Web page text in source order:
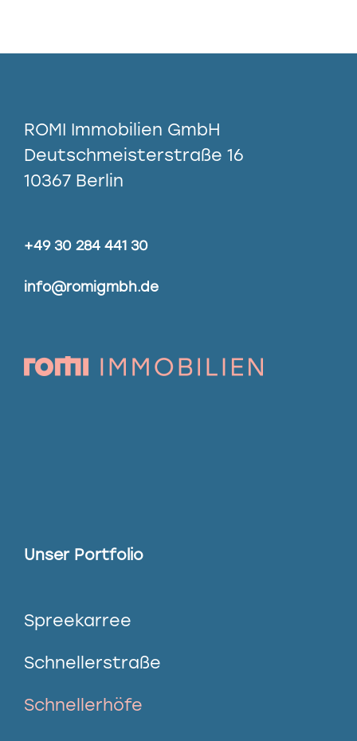
ROMI Immobilien GmbH
Deutschmeisterstraße 16
10367 Berlin
+49 30 284 441 30
info@romigmbh.de
Unser Portfolio
Spreekarree
Schnellerstraße
Schnellerhöfe